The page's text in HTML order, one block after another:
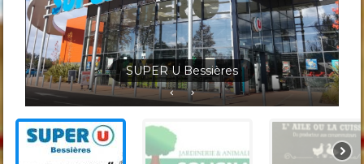
Jardineris Solignac Bessières